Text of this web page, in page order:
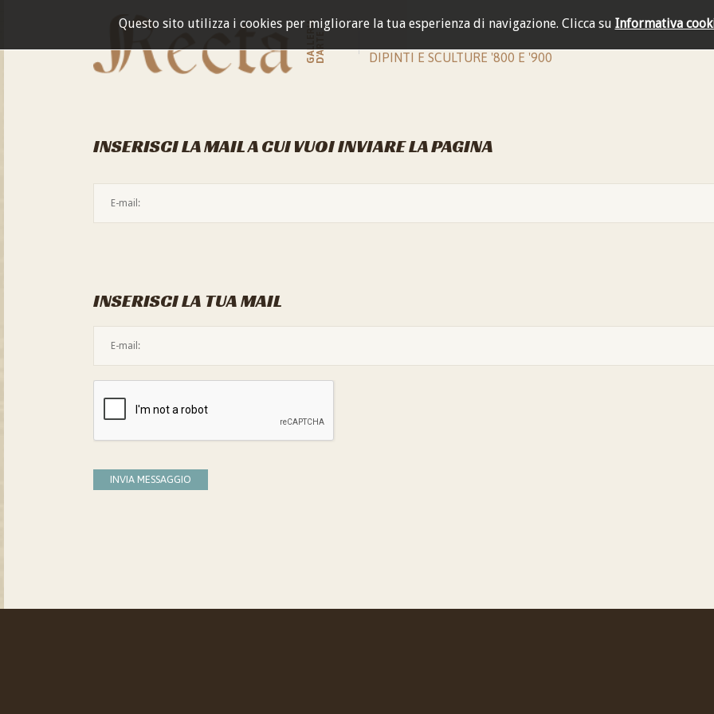
Questo sito utilizza i cookies per migliorare la tua esperienza di navigazione. Clicca su Informativa
GALLERIAD'ARTE DIPINTI E SCULTURE '800 E '900
INSERISCI LA MAIL A CUI VUOI INVIARE LA PAGINA
INSERISCI LA TUA MAIL
INVIA MESSAGGIO